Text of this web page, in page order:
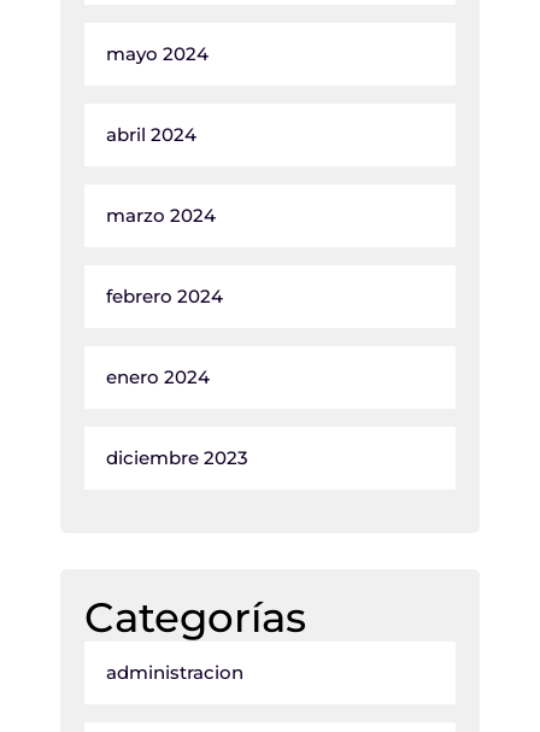
mayo 2024
abril 2024
marzo 2024
febrero 2024
enero 2024
diciembre 2023
Categorías
administracion